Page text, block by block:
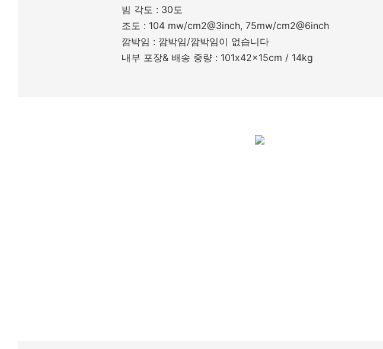
빔 각도 : 30도
조도 : 104 mw/cm2@3inch, 75mw/cm2@6inch
깜박임 : 깜박임/깜박임이 없습니다
내부 포장& 배송 중량 : 101x42x15cm / 14kg